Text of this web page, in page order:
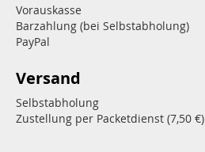
Vorauskasse
Barzahlung (bei Selbstabholung)
PayPal
Versand
Selbstabholung
Zustellung per Packetdienst (7,50 €)